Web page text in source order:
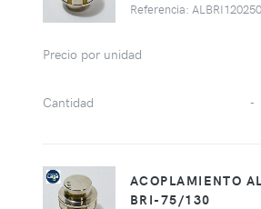
Referencia: ALBRI120250
Precio por unidad
Cantidad -
ACOPLAMIENTO
BRI-75/130